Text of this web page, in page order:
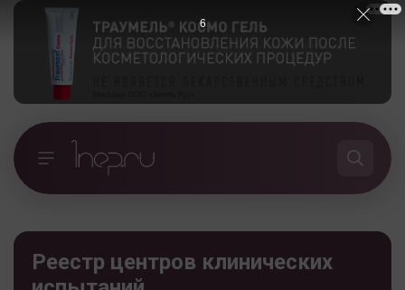
Реестр центров клинических
5